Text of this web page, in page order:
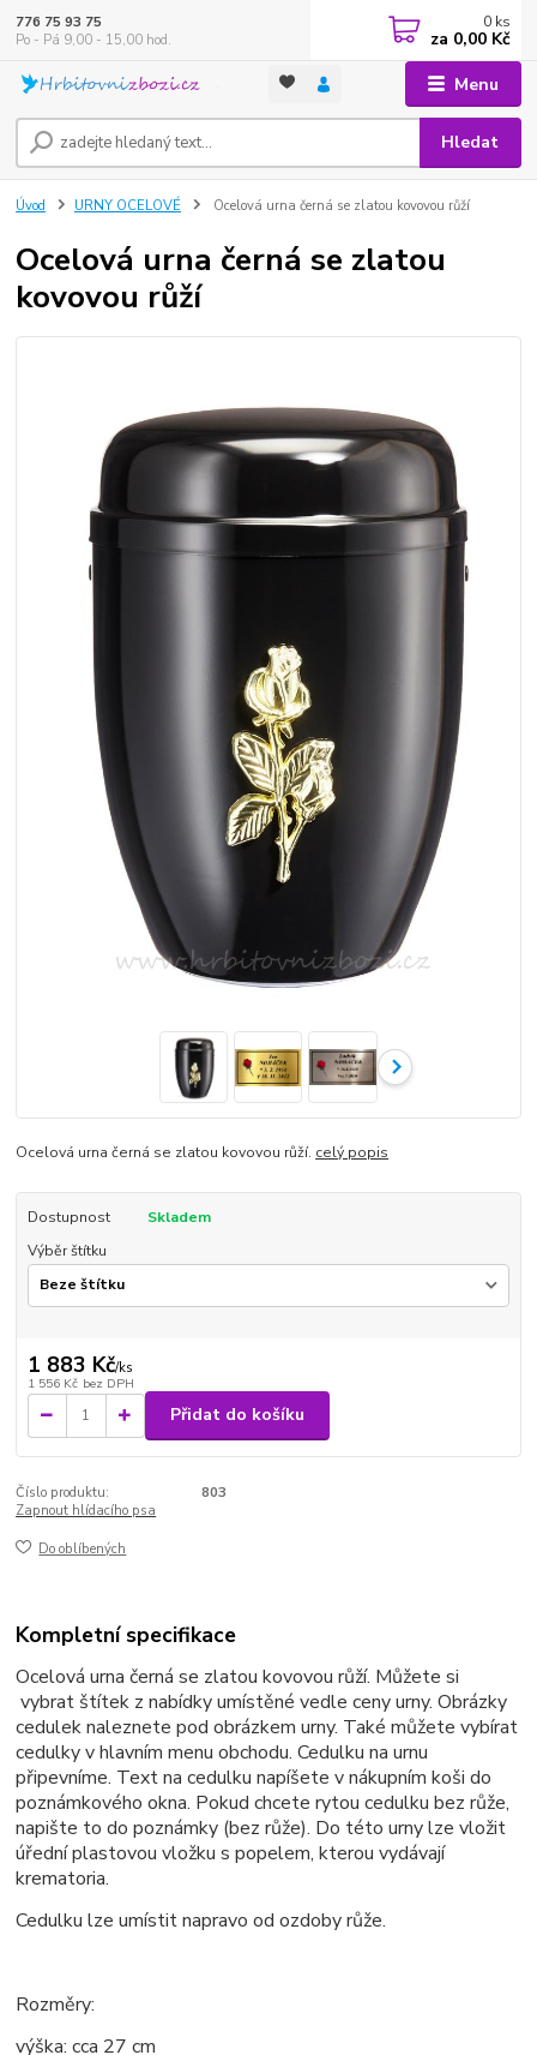
Menu
Hledat
776 75 93 75
Po - Pá 9,00 - 15,00 hod.
0 ks
za 0,00 Kč
Úvod URNY OCELOVÉ Ocelová urna černá se zlatou kovovou růží
Ocelová urna černá se zlatou
kovovou růží
Ocelová urna černá se zlatou kovovou růží. celý popis
Dostupnost
Skladem
Výběr štítku
1 883 Kč/ks
1 556 Kč bez DPH
Přidat do košíku
Číslo produktu:
803
Zapnout hlídacího psa
Do oblíbených
Kompletní specifikace
Ocelová urna černá se zlatou kovovou růží. Můžete si
vybrat štítek z nabídky umístěné vedle ceny urny. Obrázky
cedulek naleznete pod obrázkem urny. Také můžete vybírat
cedulky v hlavním menu obchodu. Cedulku na urnu
připevníme. Text na cedulku napíšete v nákupním koši do
poznámkového okna. Pokud chcete rytou cedulku bez růže,
napište to do poznámky (bez růže). Do této urny lze vložit
úřední plastovou vložku s popelem, kterou vydávají
krematoria.
Cedulku lze umístit napravo od ozdoby růže.
Rozměry:
výška:cca 27 cm